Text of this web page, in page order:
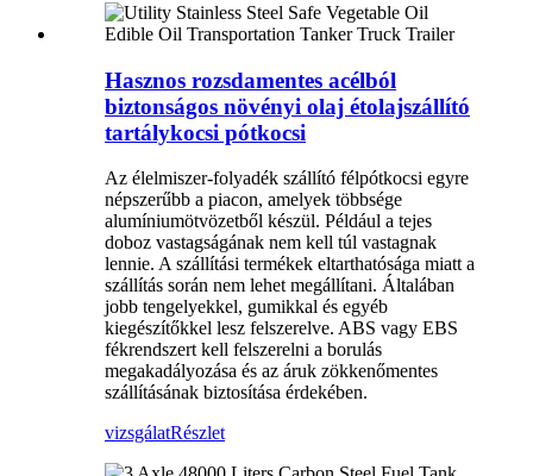
Hasznos rozsdamentes acélból
biztonságos növényi olaj étolajszállító
tartálykocsi pótkocsi
Az élelmiszer-folyadék szállító félpótkocsi egyre
népszerűbb a piacon, amelyek többsége
alumíniumötvözetből készül. Például a tejes
doboz vastagságának nem kell túl vastagnak
lennie. A szállítási termékek eltarthatósága miatt a
szállítás során nem lehet megállítani. Általában
jobb tengelyekkel, gumikkal és egyéb
kiegészítőkkel lesz felszerelve. ABS vagy EBS
fékrendszert kell felszerelni a borulás
megakadályozása és az áruk zökkenőmentes
szállításának biztosítása érdekében.
vizsgálatRészlet